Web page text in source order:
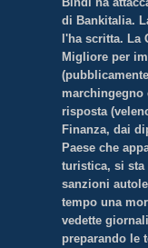
di Bankitalia.
l'ha scritta. La
Migliore per
marchingegno
risposta
Finanza, dai
Paese che
turistica, si sta
sanzioni
tempo una
vedette
preparando le